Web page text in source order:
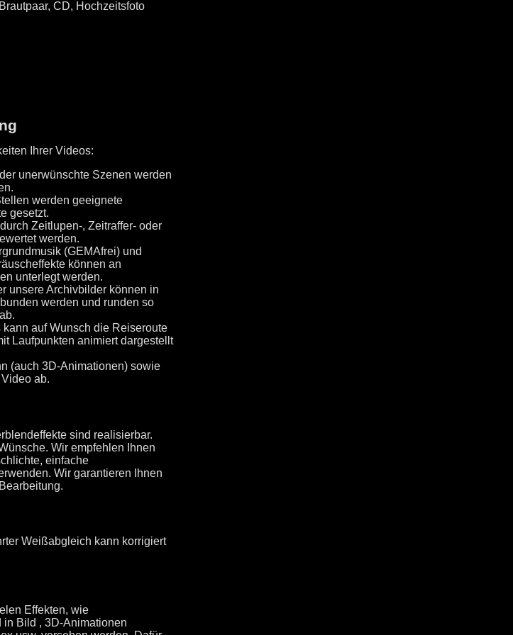
Ihrer Videos:
unerwünschte Szenen werden
werden geeignete
gesetzt.
Zeitlupen-, Zeitraffer- oder
werden.
(GEMAfrei) und
können an
unterlegt werden.
unsere Archivbilder können in
werden und runden so
auf Wunsch die Reiseroute
Laufpunkten animiert dargestellt
(auch 3D-Animationen) sowie
ab.
sind realisierbar.
Wir empfehlen Ihnen
einfache
Wir garantieren Ihnen
Weißabgleich kann korrigiert
Effekten, wie
in Bild , 3D-Animationen